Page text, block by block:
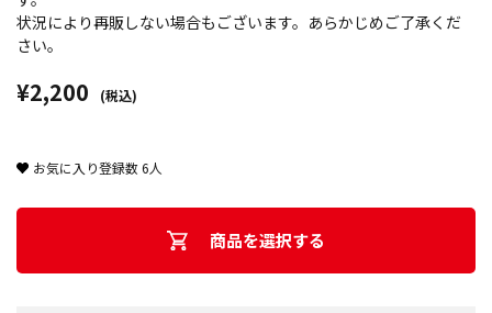
状況により再販しない場合もございます。あらかじめご了承くだ
さい。
¥2,200 (税込)
お気に入り登録数6人
商品を選択する